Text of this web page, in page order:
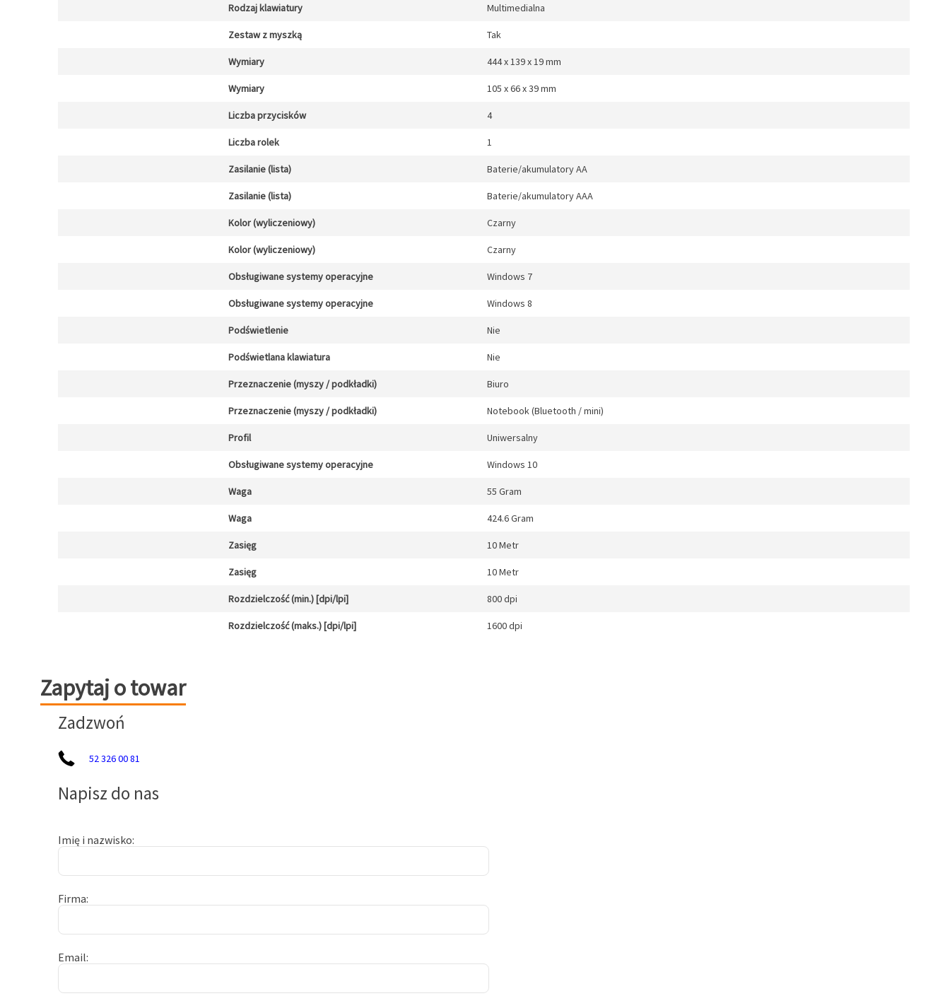
Rodzaj klawiatury Multimedialna
Zestaw z myszką Tak
Wymiary 444 x 139 x 19 mm
Wymiary 105 x 66 x 39 mm
Liczba przycisków 4
Liczba rolek 1
Zasilanie (lista) Baterie/akumulatory AA
Zasilanie (lista) Baterie/akumulatory AAA
Kolor (wyliczeniowy) Czarny
Kolor (wyliczeniowy) Czarny
Obsługiwane systemy operacyjne Windows 7
Obsługiwane systemy operacyjne Windows 8
Podświetlenie Nie
Podświetlana klawiatura Nie
Przeznaczenie (myszy / podkładki) Biuro
Przeznaczenie (myszy / podkładki) Notebook (Bluetooth / mini)
Profil Uniwersalny
Obsługiwane systemy operacyjne Windows 10
Waga 55 Gram
Waga 424.6 Gram
Zasięg 10 Metr
Zasięg 10 Metr
Rozdzielczość (min.) [dpi/lpi] 800 dpi
Rozdzielczość (maks.) [dpi/lpi] 1600 dpi
Zapytaj o towar
Zapytaj o towar
Zadzwoń
52 326 00 81
Napisz do nas
Imię i nazwisko
Firma
Email